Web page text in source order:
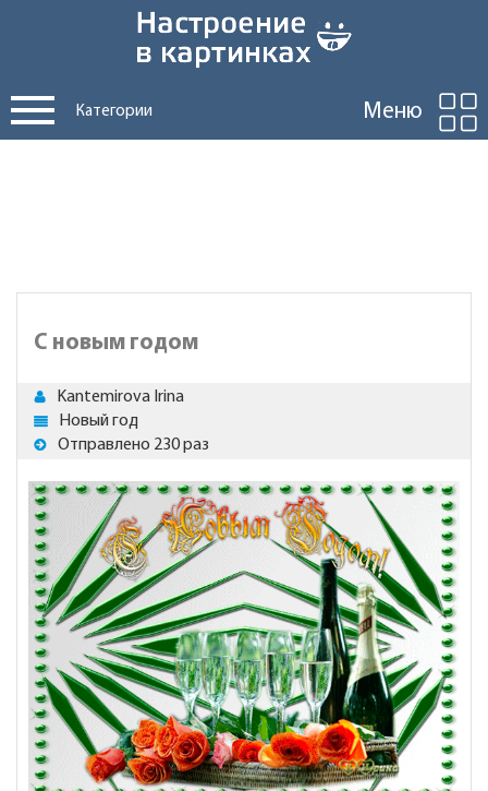
Категории Меню
С новым годом
Kantemirova Irina
Новый год
Отправлено 230 раз